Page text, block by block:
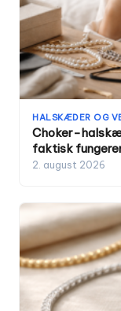
HALSKÆDER OG
Choker-
faktisk
2. august 2026